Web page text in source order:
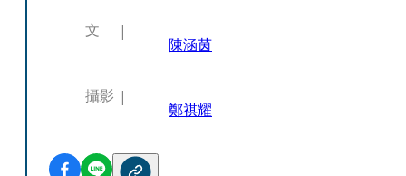
文
陳涵茵
攝影
鄭祺耀